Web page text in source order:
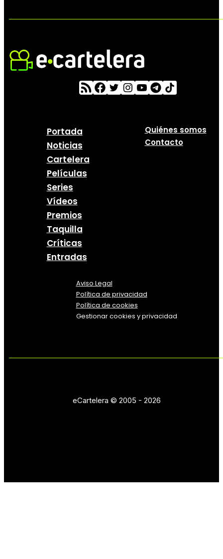
Portada
Noticias
Cartelera
Películas
Series
Vídeos
Premios
Taquilla
Críticas
Entradas
Quiénes somos
Contacto
Aviso Legal
Política de privacidad
Política de cookies
Gestionar cookies y privacidad
eCartelera © 2005 - 2026